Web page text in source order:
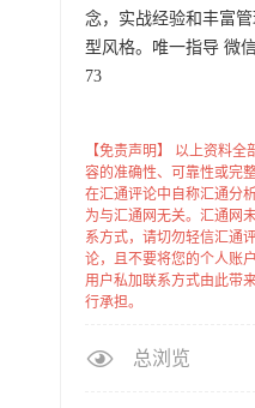
念，实战经验和丰富
型风格。唯一指导 微
73
【免责声明】 以上资料
容的准确性、可靠性或完
在汇通评论中自称汇通分
为与汇通网无关。汇通网
系方式，请切勿轻信汇通
论，且不要将您的个人账
用户私加联系方式由此带
行承担。
总浏览